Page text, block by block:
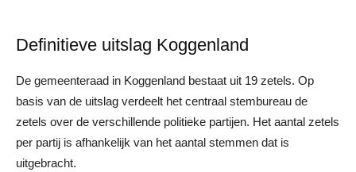
Definitieve uitslag Koggenland
De gemeenteraad in Koggenland bestaat uit 19 zetels. Op
basis van de uitslag verdeelt het centraal stembureau de
zetels over de verschillende politieke partijen. Het aantal zetels
per partij is afhankelijk van het aantal stemmen dat is
uitgebracht.